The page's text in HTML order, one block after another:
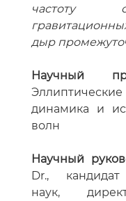
частоту
дыр
Научный
динамика и
волн
Научный
Dr., кандидат
наук,